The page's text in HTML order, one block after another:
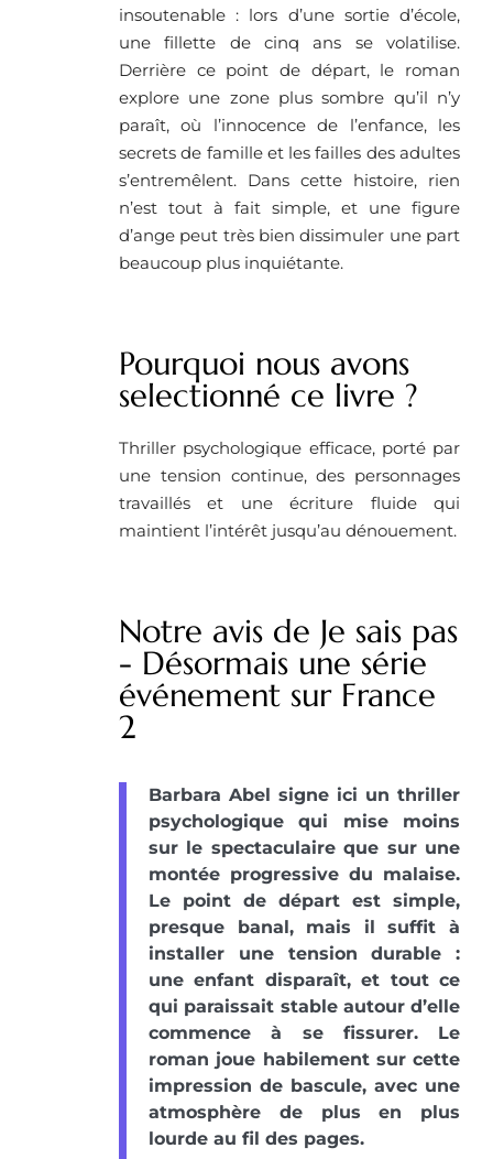
insoutenable : lors d’une sortie d’école,
une fillette de cinq ans se volatilise.
Derrière ce point de départ, le roman
explore une zone plus sombre qu’il n’y
paraît, où l’innocence de l’enfance, les
secrets de famille et les failles des adultes
s’entremêlent. Dans cette histoire, rien
n’est tout à fait simple, et une figure
d’ange peut très bien dissimuler une part
beaucoup plus inquiétante.
Pourquoi nous avons
selectionné ce livre ?
Thriller psychologique efficace, porté par
une tension continue, des personnages
travaillés et une écriture fluide qui
maintient l’intérêt jusqu’au dénouement.
Notre avis de Je sais pas
- Désormais une série
événement sur France
2
Barbara Abel signe ici un thriller
psychologique qui mise moins
sur le spectaculaire que sur une
montée progressive du malaise.
Le point de départ est simple,
presque banal, mais il suffit à
installer une tension durable :
une enfant disparaît, et tout ce
qui paraissait stable autour d’elle
commence à se fissurer. Le
roman joue habilement sur cette
impression de bascule, avec une
atmosphère de plus en plus
lourde au fil des pages.